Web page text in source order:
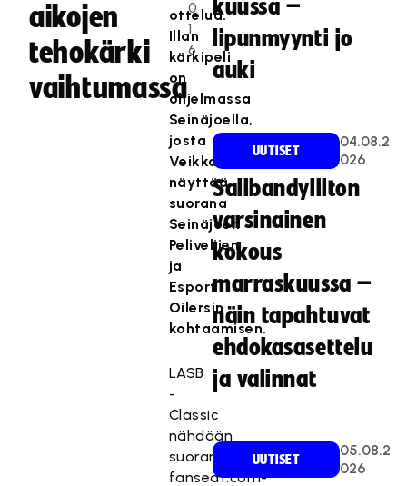
aikojen
tehokärki
vaihtumassa
0
1
6
ottelua.
Illan
kärkipeli
on
ohjelmassa
Seinäjoella,
josta
VeikkausTV
näyttää
suorana
Seinäjoen
Peliveljien
ja
Esport
Oilersin
kohtaamisen.
LASB
-
Classic
nähdään
suorana
fanseat.com-
kuussa –
lipunmyynti jo
auki
UUTISET
04.08.2
026
Salibandyliiton
varsinainen
kokous
marraskuussa –
näin tapahtuvat
ehdokasasettelu
ja valinnat
UUTISET
05.08.2
026